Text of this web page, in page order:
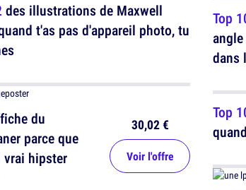
des illustrations de Maxwell
t'as pas d'appareil photo, tu
du
parce que
vrai hipster
30,02 €
Voir l'offre
Top
dans
Top